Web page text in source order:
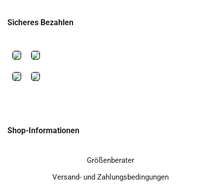
Sicheres Bezahlen
Shop-Informationen
Größenberater
Versand- und Zahlungsbedingungen